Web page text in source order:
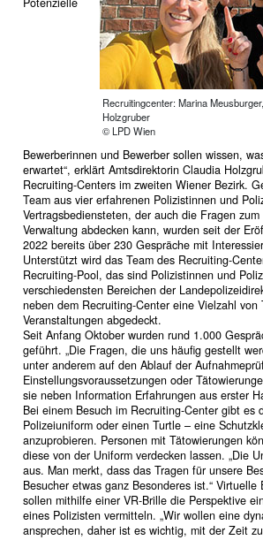
Recruitingcenter: Marina
Holzgruber
© LPD Wien
Bewerberinnen und Bewerber sollen wissen,
erwartet“, erklärt Amtsdirektorin Claudia
Recruiting-Centers im zweiten Wiener Bezirk.
Team aus vier erfahrenen Polizistinnen und
Vertragsbediensteten, der auch die Fragen
Verwaltung abdecken kann, wurden seit der
2022 bereits über 230 Gespräche mit
Unterstützt wird das Team des Recruiting-
Recruiting-Pool, das sind Polizistinnen und
verschiedensten Bereichen der
neben dem Recruiting-Center eine Vielzahl von
Veranstaltungen abgedeckt.
Seit Anfang Oktober wurden rund 1.000
geführt. „Die Fragen, die uns häufig gestellt
unter anderem auf den Ablauf der
Einstellungsvoraussetzungen oder
sie neben Information Erfahrungen aus erster
Bei einem Besuch im Recruiting-Center gibt es
Polizeiuniform oder einen Turtle – eine
anzuprobieren. Personen mit Tätowierungen
diese von der Uniform verdecken lassen. „Die
aus. Man merkt, dass das Tragen für unsere
Besucher etwas ganz Besonderes ist.“ Virtuelle
sollen mithilfe einer VR-Brille die Perspektive
eines Polizisten vermitteln. „Wir wollen eine
ansprechen, daher ist es wichtig, mit der Zeit